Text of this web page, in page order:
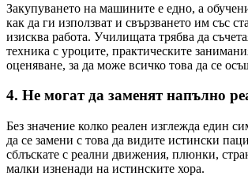
Закупуването на машините е едно, а
как да ги използват и свързването им със
изисква работа. Училищата трябва да
техника с уроците, практическите
оценяване, за да може всичко това да се
4. Не могат да заменят напълно
Без значение колко реален изглежда един
да се замени с това да видите истински
сблъскате с реални движения, плюнки,
малки изненади на истинските хора.